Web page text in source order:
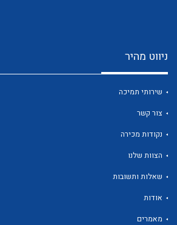
לכל מוצרי היצרן
ניווט מהיר
שירותי תמיכה
צור קשר
נקודות מכירה
הצוות שלנו
שאלות ותשובות
אודות
מאמרים